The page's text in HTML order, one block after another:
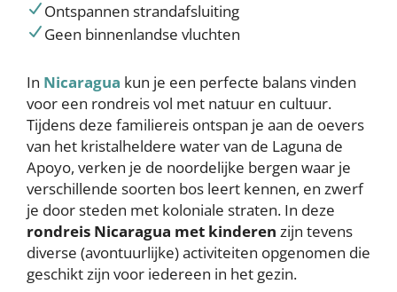
Ontspannen strandafsluiting
Geen binnenlandse vluchten
In Nicaragua kun je een perfecte balans vinden
voor een rondreis vol met natuur en cultuur.
Tijdens deze familiereis ontspan je aan de oevers
van het kristalheldere water van de Laguna de
Apoyo, verken je de noordelijke bergen waar je
verschillende soorten bos leert kennen, en zwerf
je door steden met koloniale straten. In deze
rondreis Nicaragua met kinderen zijn tevens
diverse (avontuurlijke) activiteiten opgenomen die
geschikt zijn voor iedereen in het gezin.